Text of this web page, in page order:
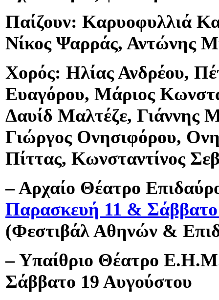
Παίζουν: Καρυοφυλλιά
Νίκος Ψαρράς, Αντώνης
Χορός: Ηλίας Ανδρέου,
Ευαγόρου, Μάριος
Δαυίδ Μαλτέζε, Γιάννης
Γιώργος Ονησιφόρου,
Πίττας, Κωνσταντίνος
– Αρχαίο Θέατρο
Παρασκευή 11 & Σάββατο
(Φεστιβάλ Αθηνών &
– Υπαίθριο Θέατρο
Σάββατο 19 Αυγούστου